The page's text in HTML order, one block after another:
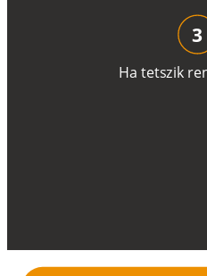
Ha tetszik re
3